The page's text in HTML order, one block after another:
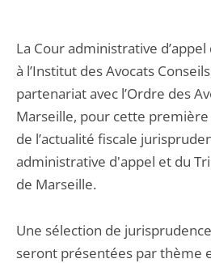
La Cour administrative d’appel
à l’Institut des Avocats
partenariat avec l’Ordre des
Marseille, pour cette
de l’actualité fiscale
administrative d'appel et du
de Marseille.
Une sélection de
seront présentées par thème